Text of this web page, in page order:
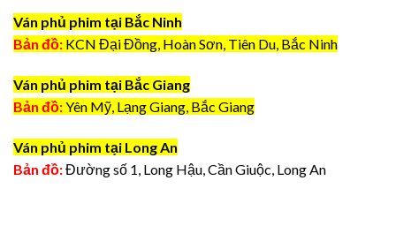
Ván phủ phim tại Bắc Ninh
Bản đồ: KCN Đại Đồng, Hoàn Sơn, Tiên Du, Bắc Ninh
Ván phủ phim tại Bắc Giang
Bản đồ:Yên Mỹ, Lạng Giang, Bắc Giang
Ván phủ phim tại Long An
Bản đồ:Đường số 1, Long Hậu, Cần Giuộc, Long An